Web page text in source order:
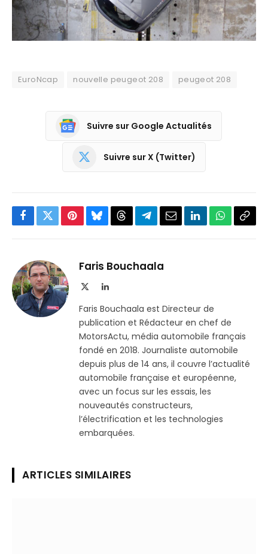
EuroNcap nouvelle peugeot 208 peugeot 208
Suivre sur Google Actualités
Suivre sur X (Twitter)
Facebook
TwitterPinterestBlueskyThreadsPartager
Telegram
EmailLinkedInWhatsApp
Faris Bouchaala
LinkedIn
Faris Bouchaala est Directeur de
publication et Rédacteur en chef de
MotorsActu, média automobile français
fondé en 2018. Journaliste automobile
depuis plus de 14 ans, il couvre l’actualité
automobile française et européenne,
avec un focus sur les essais, les
nouveautés constructeurs,
l’électrification et les technologies
embarquées.
ARTICLES SIMILAIRES